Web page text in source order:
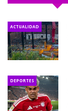
ACTUALIDAD
DEPORTES